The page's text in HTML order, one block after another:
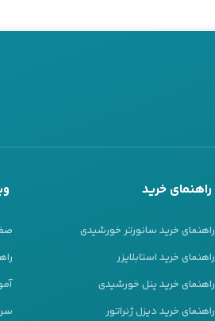
راهنمای خرید
راهنمای خرید سانورتر خورشیدی
راهنمای خرید استابلایزر
راهنمای خرید پنل خورشیدی
راهنمای خرید دیزل ژنراتور